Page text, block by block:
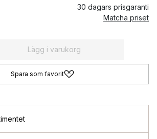
30 dagars prisgaranti
Matcha priset
Lägg i varukorg
Spara som favorit